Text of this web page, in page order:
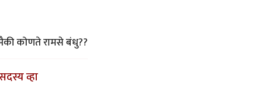
कोणते रामसे बंधु??
व्हा